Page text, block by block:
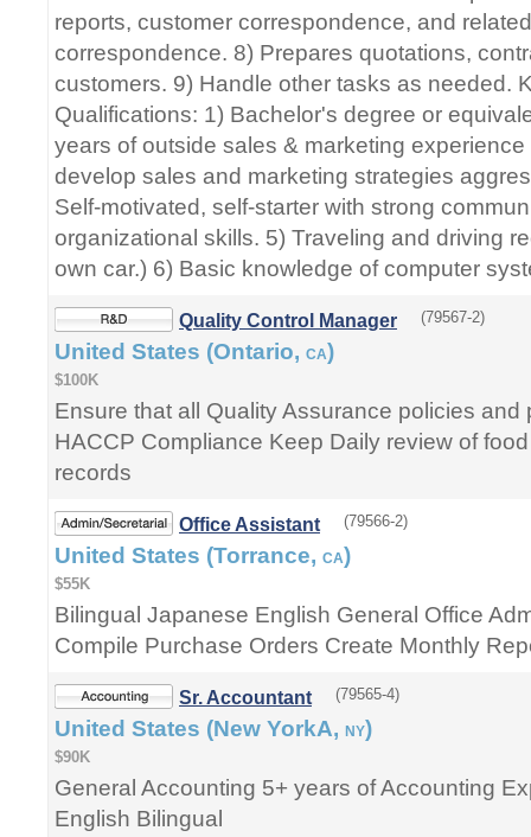
reports, customer correspondence, and
correspondence. 8) Prepares quotations,
customers. 9) Handle other tasks as needed.
Qualifications: 1) Bachelor's degree or
years of outside sales & marketing
develop sales and marketing strategies
Self-motivated, self-starter with strong
organizational skills. 5) Traveling and driving
own car.) 6) Basic knowledge of computer
Quality Control Manager (79567-2)
United States (Ontario, CA)
$100K
Ensure that all Quality Assurance policies
HACCP Compliance Keep Daily review of
records
Office Assistant (79566-2)
United States (Torrance, CA)
$55K
Bilingual Japanese English General Office
Compile Purchase Orders Create Monthly
Sr. Accountant (79565-4)
United States (New YorkA, NY)
$90K
General Accounting 5+ years of Accounting
English Bilingual